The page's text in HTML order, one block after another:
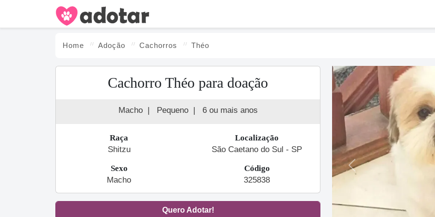
Home Adoção Cachorros Théo
Cachorro Théo para doação
Macho | Pequeno | 6 ou mais anos
Raça
Shitzu
Localização
São Caetano do Sul - SP
Sexo
Macho
Código
325838
Quero Adotar!
Previous